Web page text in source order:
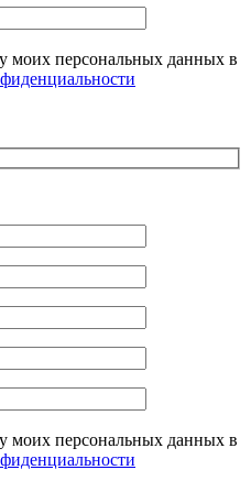
моих персональных данных в
моих персональных данных в